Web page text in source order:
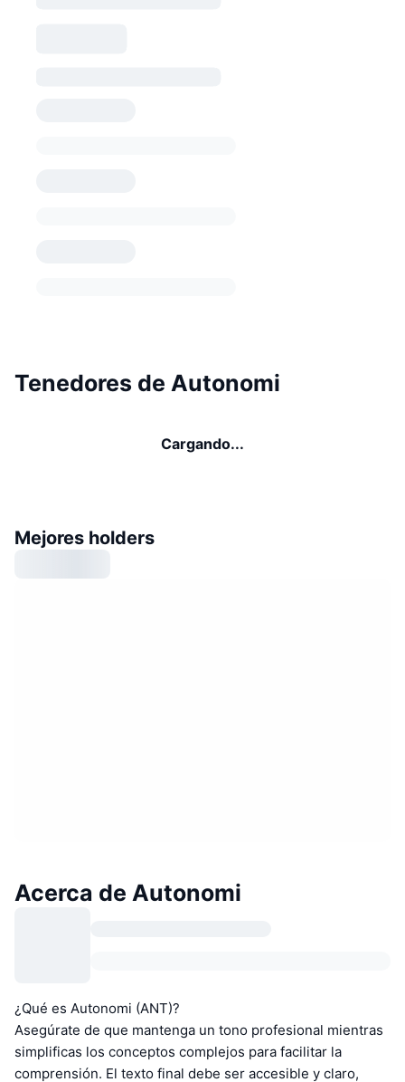
Tenedores de Autonomi
Cargando...
Mejores holders
Acerca de Autonomi
¿Qué es Autonomi (ANT)?
Asegúrate de que mantenga un tono profesional mientras
simplificas los conceptos complejos para facilitar la
comprensión. El texto final debe ser accesible y claro,